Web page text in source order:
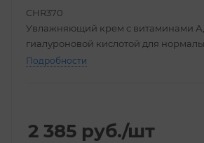
CHR370
Увлажняющий крем с витаминами
гиалуроновой кислотой для
"Эластин, коллаген, азулен" 60 мл
Подробности
2 385 руб./шт